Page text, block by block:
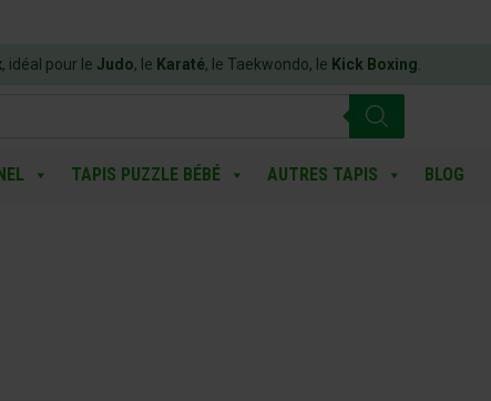
, idéal pour le Judo, le Karaté, le Taekwondo, le Kick Boxing
TAPIS PUZZLE BÉBÉ AUTRES TAPIS BLOG